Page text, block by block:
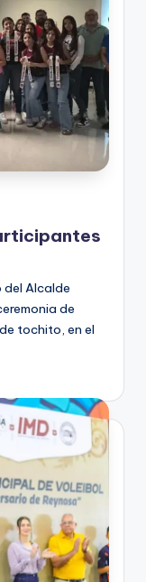
del Alcalde
de
tochito, en el